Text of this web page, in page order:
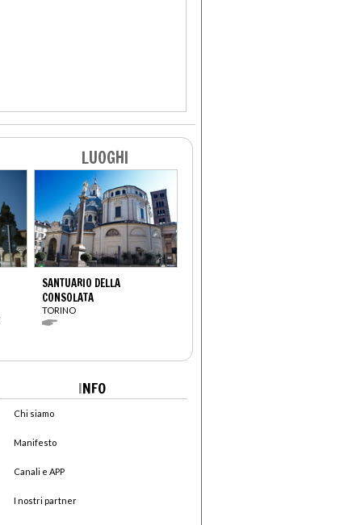
LUOGHI
SANTUARIO DELLA
CONSOLATA
TORINO
INFO
Chi siamo
Manifesto
Canali e APP
I nostri partner